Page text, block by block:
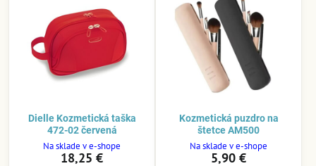
Dielle Kozmetická taška
472-02 červená
Na sklade v e-shope
18,25 €
Kozmetická puzdro na
štetce AM500
Na sklade v e-shope
5,90 €